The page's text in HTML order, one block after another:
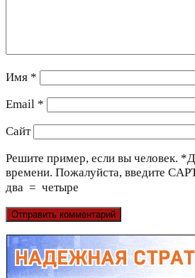
Имя *
Email *
Сайт
Решите пример, если вы человек. *
времени. Пожалуйста, введите
два = четыре